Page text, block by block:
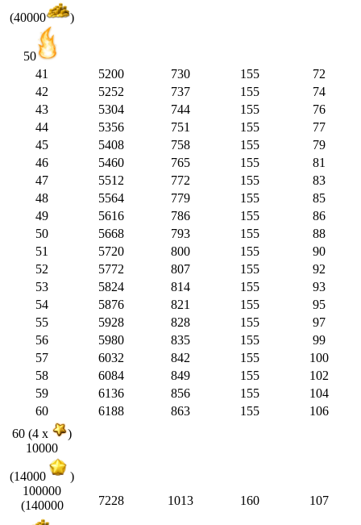
(40000 )
50
41 5200 730 155
72
42
5252 737 155
74
43
5304 744 155
76
44
5356 751 155
77
45
5408 758 155
79
46
5460 765 155
81
47
5512 772 155
83
48
5564 779 155
85
49
5616 786 155
86
50
5668 793 155
88
51
5720 800 155
90
52
5772 807 155
92
53
5824 814 155
93
54
5876 821 155
95
55
5928 828 155
97
56
5980 835 155
99
57
6032 842 155
100
58
6084 849 155
102
59
6136 856 155
104
60
6188 863 155
106
60 (4 x
)
10000
(14000
)
100000
(140000
7228 1013 160 107